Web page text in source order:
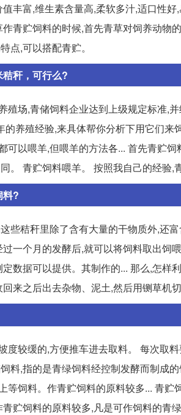
丰富,维生素含量高,柔软多汁,适口性
青贮饲料的时候,首先青草对饲养动物
点,可以搭配青贮。
秆，可行么?
场,青储饲料企业达到上级规定标准,
养殖经验,来具体帮你分析下用它们
以喂羊,但喂羊的方法各... 首先青贮
青贮饲料喂羊。 按照我自己的经验,
料?
些秸秆里除了含有大量的干物质外,还
一个月的发酵后,就可以将饲料取出饲
数据可以提供。其制作的... 那么,怎样
来之后出去杂物、泥土,然后用铡草机
较缓的,方便推车进去取料。 每次取
料,指的是青绿饲料经控制发酵而制成
等饲料。作青贮饲料的原料较多... 青贮
贮饲料的原料较多,凡是可作饲料的青